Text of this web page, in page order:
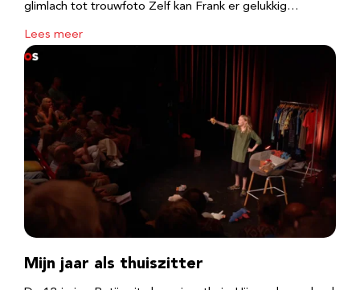
glimlach tot trouwfoto Zelf kan Frank er gelukkig…
Lees meer
Mijn jaar als thuiszitter